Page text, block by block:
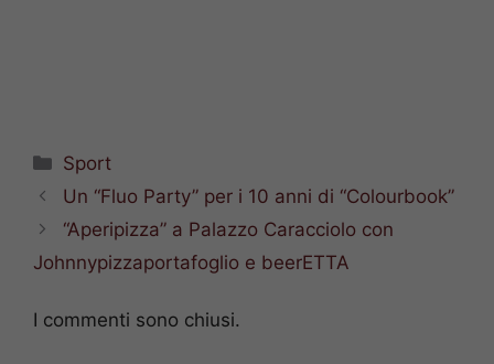
Categorie
Sport
Un “Fluo Party” per i 10 anni di “Colourbook”
“Aperipizza” a Palazzo Caracciolo con
Johnnypizzaportafoglio e beerETTA
I commenti sono chiusi.